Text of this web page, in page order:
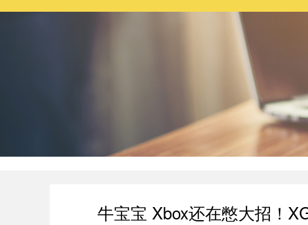
牛宝宝 Xbox还在憋大招！